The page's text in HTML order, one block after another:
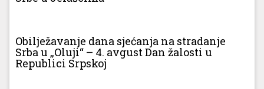
Obilježavanje dana sjećanja na stradanje
Srba u „Oluji“ – 4. avgust Dan žalosti u
Republici Srpskoj